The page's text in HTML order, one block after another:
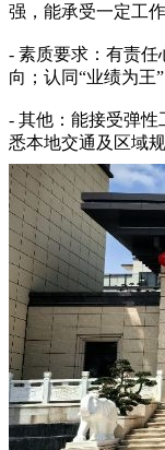
强，能承受一定工
- 素质要求：有责
向；认同“业绩为王
- 其他：能接受弹
悉本地交通及区域规